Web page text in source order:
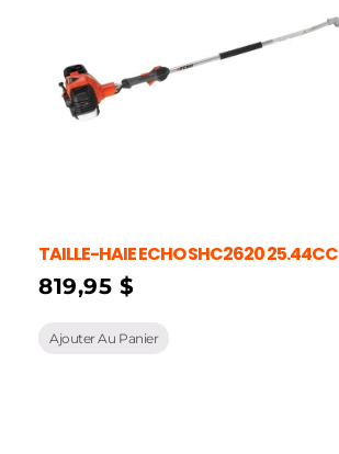
TAILLE-HAIE ECHO SHC2620 25.44CC
819,95$
Ajouter Au Panier